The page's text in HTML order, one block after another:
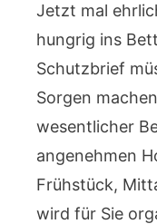
Jetzt mal
hungrig ins
Schutzbrief
Sorgen
wesentlicher
angenehmen
Frühstück,
wird für Sie